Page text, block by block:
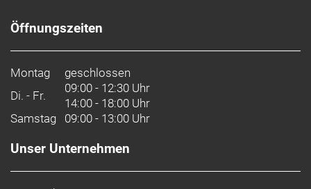
Öffnungszeiten
Montag
geschlossen
Di. - Fr.
09:00 - 12:30 Uhr
14:00 - 18:00 Uhr
Samstag 09:00 - 13:00 Uhr
Unser Unternehmen